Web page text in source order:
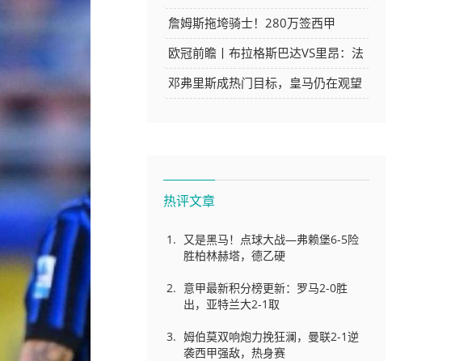
谱，多笔交易虚高过半，意甲豪门集
体踩坑，国米成清流
詹姆斯拖垮骑士！280万签西甲
MVP，现在遭皇马拒绝，刚签就要裁
欧冠前瞻丨布拉格斯巴达VS里昂：法
甲豪强的宿敌
邓弗里斯成热门目标，皇马仍在观望
热评文章
又是黑马！点球大战—弗赖堡6-5险
胜柏林赫塔，德乙硬
意甲最新积分榜更新：罗马2-0胜
出，亚特兰大2-1取
姆伯莫双响炮力挽狂澜，曼联2-1逆
袭西甲强敌，热身赛